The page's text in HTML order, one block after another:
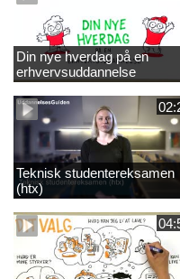
Din nye hverdag på en
erhvervsuddannelse
Teknisk studentereksamen
(htx)